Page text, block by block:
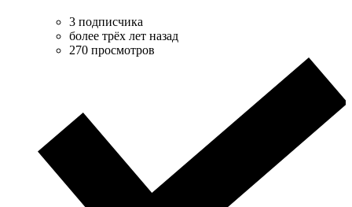
3 подписчика
более трёх лет назад
270 просмотров